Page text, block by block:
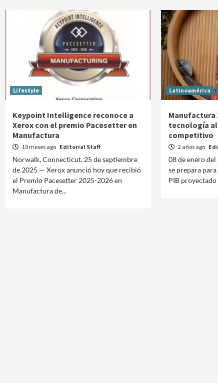
Lifestyle
Keypoint Intelligence reconoce a
Xerox con el premio Pacesetter en
Manufactura
10 meses ago Editorial Staff
Norwalk, Connecticut, 25 de septiembre
de 2025 — Xerox anunció hoy que recibió
el Premio Pacesetter 2025-2026 en
Manufactura de...
Latinoamérica
Manufactura
tecnología
competitivo
2 años ago
08 de enero
se prepara
PIB proyectado